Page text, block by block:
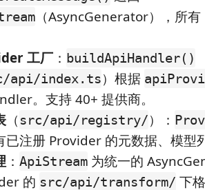
（AsyncGenerator），所
工厂 ： buildApiHandler()
api/index.ts）根据
。支持 40+ 提供商。
（ src/api/registry/）：
已注册 Provider 的元数据、模型
： ApiStream 为统一的
的 src/api/transform/ 下